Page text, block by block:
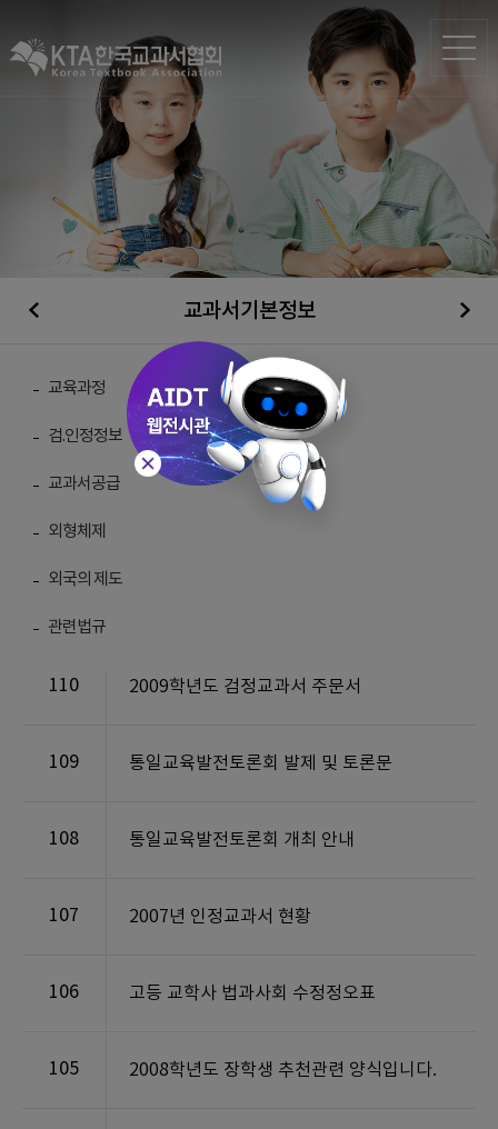
교과서기본정보
교육과정
검.인정정보
교과서공급
외형체제
외국의 제도
관련법규
일반자료실
총 게시물 :210
110 2009학년도 검정교과서 주문서
109 통일교육발전토론회 발제 및 토론문
108 통일교육발전토론회 개최 안내
107 2007년 인정교과서 현황
106 고등 교학사 법과사회 수정정오표
105 2008학년도 장학생 추천관련 양식입니다.